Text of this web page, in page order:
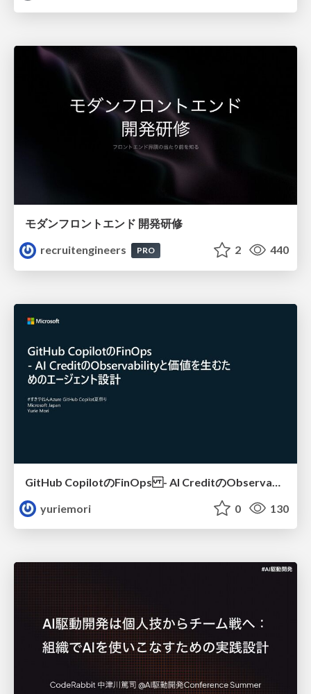
モダンフロントエンド 開発研修
recruitengineers
PRO 2 440
yuriemori
0 130